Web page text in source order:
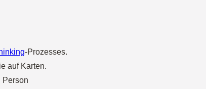
-Prozesses.
auf Karten.
Person